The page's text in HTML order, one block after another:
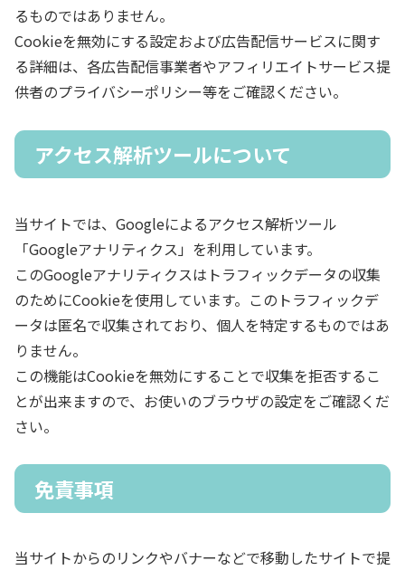
るものではありません。
Cookieを無効にする設定および広告配信サービスに関す
る詳細は、各広告配信事業者やアフィリエイトサービス提
供者のプライバシーポリシー等をご確認ください。
アクセス解析ツールについて
当サイトでは、Googleによるアクセス解析ツール
「Googleアナリティクス」を利用しています。
このGoogleアナリティクスはトラフィックデータの収集
のためにCookieを使用しています。このトラフィックデ
ータは匿名で収集されており、個人を特定するものではあ
りません。
この機能はCookieを無効にすることで収集を拒否するこ
とが出来ますので、お使いのブラウザの設定をご確認くだ
さい。
免責事項
当サイトからのリンクやバナーなどで移動したサイトで提